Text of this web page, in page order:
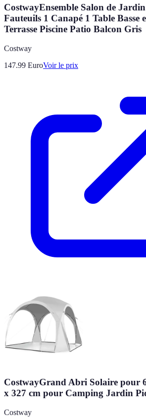
CostwayEnsemble Salon de Jardin
Fauteuils 1 Canapé 1 Table Basse
Terrasse Piscine Patio Balcon Gris
Costway
147.99 EuroVoir le prix
CostwayGrand Abri Solaire pour
x 327 cm pour Camping Jardin
Costway